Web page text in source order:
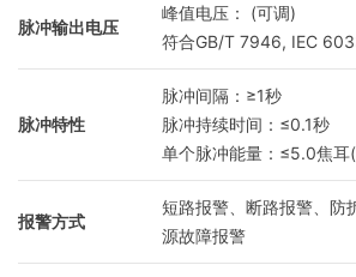
脉冲输出电压
峰值电压： (可调)
符合GB/T 7946, IEC
脉冲特性
脉冲间隔：≥1秒
脉冲持续时间：≤0.1秒
单个脉冲能量：≤5.0焦耳
报警方式
短路报警、断路报警、防
源故障报警